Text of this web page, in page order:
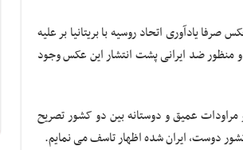
یادآوری اتحاد روسیه با بریتانیا بر علیه
منظور ضد ایرانی پشت انتشار این عکس وجود
مراودات عمیق و دوستانه بین دو کشور تصریح
دوست، ایران شده اظهار تاسف می نمایم.